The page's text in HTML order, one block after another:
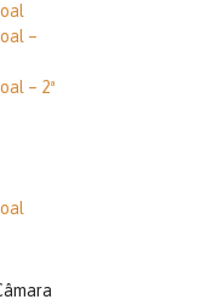
–
– 2ª